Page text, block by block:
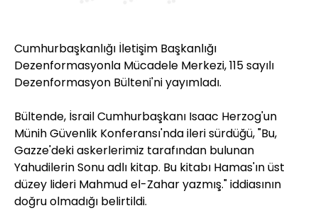
Cumhurbaşkanlığı İletişim Başkanlığı
Dezenformasyonla Mücadele Merkezi, 115 sayılı
Dezenformasyon Bülteni'ni yayımladı.
Bültende, İsrail Cumhurbaşkanı Isaac Herzog'un
Münih Güvenlik Konferansı'nda ileri sürdüğü, "Bu,
Gazze'deki askerlerimiz tarafından bulunan
Yahudilerin Sonu adlı kitap. Bu kitabı Hamas'ın üst
düzey lideri Mahmud el-Zahar yazmış." iddiasının
doğru olmadığı belirtildi.